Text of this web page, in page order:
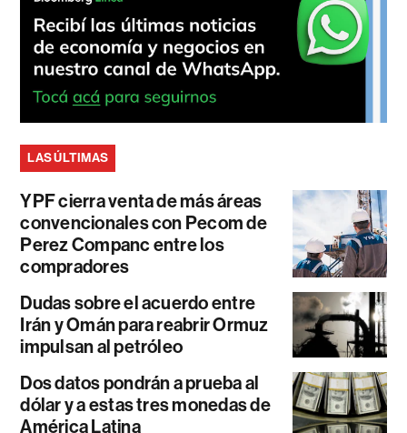
LAS ÚLTIMAS
YPF cierra venta de más áreas
convencionales con Pecom de
Perez Companc entre los
compradores
Dudas sobre el acuerdo entre
Irán y Omán para reabrir Ormuz
impulsan al petróleo
Dos datos pondrán a prueba al
dólar y a estas tres monedas de
América Latina